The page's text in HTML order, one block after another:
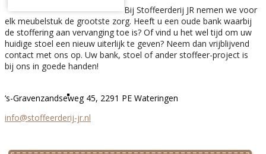
Tapijt reinigen
Vloerkleed reinigen
Bij Stoffeerderij JR nemen we voor
elk meubelstuk de grootste zorg. Heeft u een oude bank waarbij
de stoffering aan vervanging toe is? Of vind u het wel tijd om uw
huidige stoel een nieuw uiterlijk te geven? Neem dan vrijblijvend
contact met ons op. Uw bank, stoel of ander stoffeer-project is
bij ons in goede handen!
‘s-Gravenzandseweg 45, 2291 PE Wateringen
info@stoffeerderij-jr.nl